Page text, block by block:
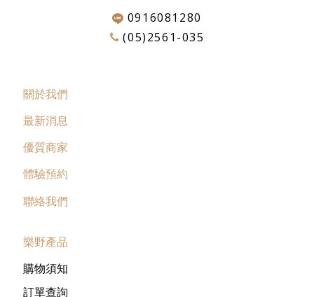
0916081280
(05)2561-035
關於我們
最新消息
優質商家
體驗預約
聯絡我們
樂野產品
購物須知
訂單查詢